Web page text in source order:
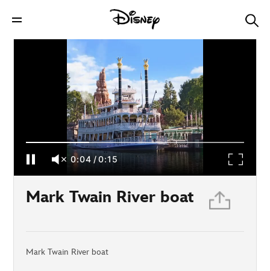
Mark Twain River boat
0:04 /0:15
Mark Twain River boat
Mark Twain River boat